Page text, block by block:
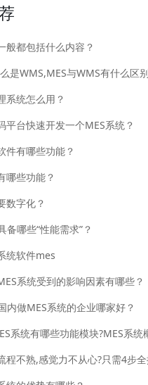
般都包括什么内容？
是WMS,MES与WMS有什么区
系统怎么用？
平台快速开发一个MES系统？
件有哪些功能？
哪些功能？
数字化？
备哪些“性能需求”？
统软件mes
系统受到的影响因素有哪些？
内做MES系统的企业哪家好？
系统有哪些功能模块?MES系统
程不熟,感觉力不从心?只需4步